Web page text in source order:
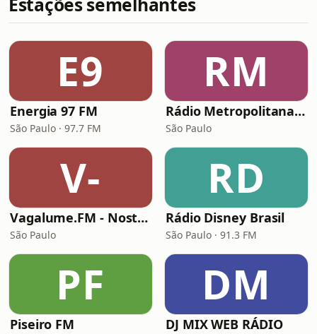
E9
Energia 97 FM
São Paulo · 97.7 FM
RM
Rádio Metropolitana MPB
São Paulo
V-
Vagalume.FM - Nostalgia (anos 2000)
São Paulo
RD
Rádio Disney Brasil
São Paulo · 91.3 FM
PF
Piseiro FM
DM
DJ MIX WEB RÁDIO